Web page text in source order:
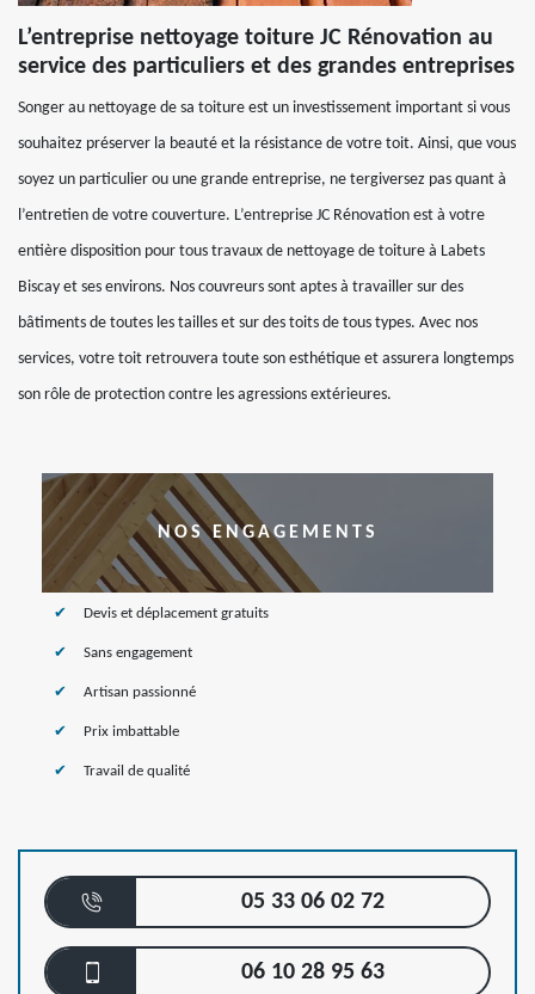
L’entreprise nettoyage toiture JC Rénovation au
service des particuliers et des grandes entreprises
Songer au nettoyage de sa toiture est un investissement important si vous
souhaitez préserver la beauté et la résistance de votre toit. Ainsi, que vous
soyez un particulier ou une grande entreprise, ne tergiversez pas quant à
l’entretien de votre couverture. L’entreprise JC Rénovation est à votre
entière disposition pour tous travaux de nettoyage de toiture à Labets
Biscay et ses environs. Nos couvreurs sont aptes à travailler sur des
bâtiments de toutes les tailles et sur des toits de tous types. Avec nos
services, votre toit retrouvera toute son esthétique et assurera longtemps
son rôle de protection contre les agressions extérieures.
NOS ENGAGEMENTS
Devis et déplacement gratuits
Sans engagement
Artisan passionné
Prix imbattable
Travail de qualité
05 33 06 02 72
06 10 28 95 63